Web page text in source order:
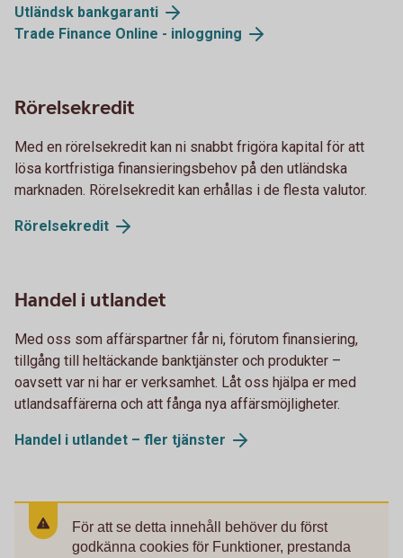
Utländsk bankgaranti
Trade Finance Online - inloggning
Rörelsekredit
Med en rörelsekredit kan ni snabbt frigöra kapital för att
lösa kortfristiga finansieringsbehov på den utländska
marknaden. Rörelsekredit kan erhållas i de flesta valutor.
Rörelsekredit
Handel i utlandet
Med oss som affärspartner får ni, förutom finansiering,
tillgång till heltäckande banktjänster och produkter –
oavsett var ni har er verksamhet. Låt oss hjälpa er med
utlandsaffärerna och att fånga nya affärsmöjligheter.
Handel i utlandet – fler tjänster
För att se detta innehåll behöver du först
godkänna cookies för Funktioner, prestanda